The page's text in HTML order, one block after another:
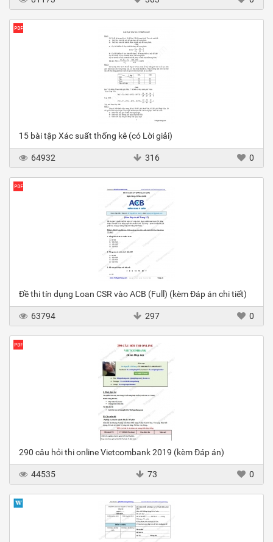
15 bài tập Xác suất thống kê (có Lời giải)
64932 316 0
Đề thi tín dụng Loan CSR vào ACB (Full) (kèm Đáp án chi tiết)
63794 297 0
290 câu hỏi thi online Vietcombank 2019 (kèm Đáp án)
44535 73 0